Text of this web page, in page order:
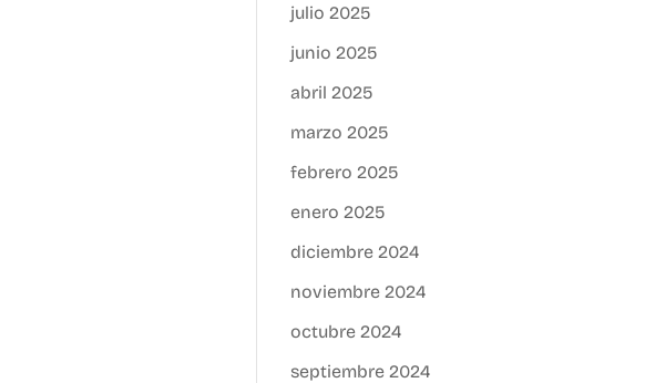
julio 2025
junio 2025
abril 2025
marzo 2025
febrero 2025
enero 2025
diciembre 2024
noviembre 2024
octubre 2024
septiembre 2024